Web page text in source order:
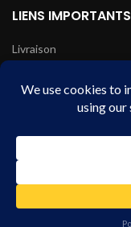
LIENS IMPORTANTS
Livraison
Conditions de vente